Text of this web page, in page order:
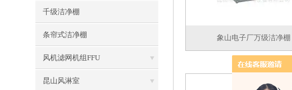
千级洁净棚
条帘式洁净棚
风机滤网机组FFU
昆山风淋室
象山电子厂万级洁净棚